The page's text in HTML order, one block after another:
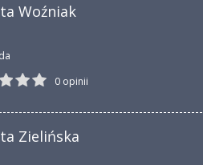
Woźniak
0 opinii
Zielińska